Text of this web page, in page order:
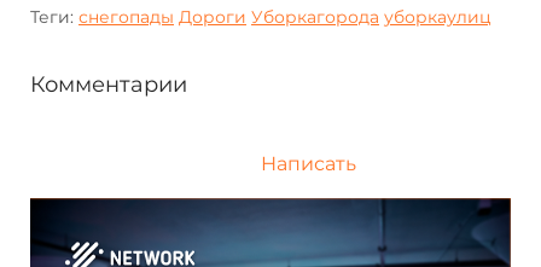
Теги: снегопады Дороги Уборкагорода уборкаулиц
Комментарии
Написать